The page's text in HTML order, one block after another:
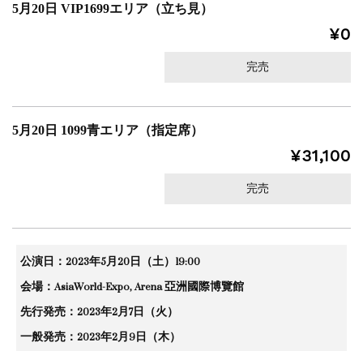
5月20日 VIP1699エリア（立ち見）
¥0
完売
5月20日 1099青エリア（指定席）
¥31,100
完売
公演日：2023年5月20日（土）19:00
会場：AsiaWorld-Expo, Arena 亞洲國際博覽館
先行発売：2023年2月7日（火）
一般発売：2023年2月9日（木）